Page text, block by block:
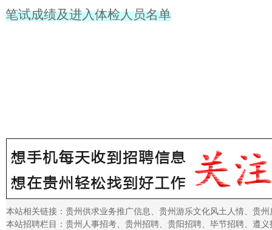
笔试成绩及进入体检人员名单
本站相关链接： 贵州供求业务推广信息 、 贵州游乐文化风土人情、 贵州
本站招聘栏目： 贵州人事招考、 贵州招聘、 贵阳招聘、 毕节招聘、 遵义